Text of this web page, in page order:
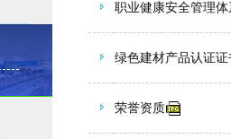
职业健康安全管理
绿色建材产品认证证
荣誉资质